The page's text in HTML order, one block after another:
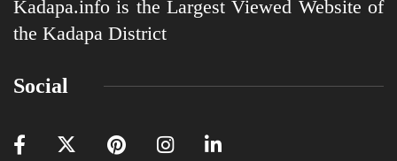
Kadapa.info is the Largest Viewed Website of
the Kadapa District
Social